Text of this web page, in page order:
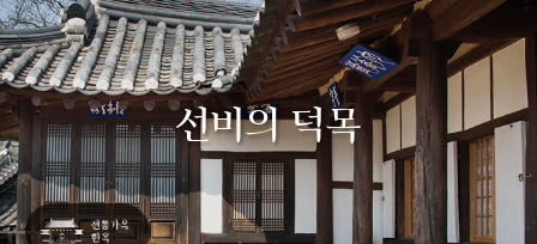
선비의 덕목